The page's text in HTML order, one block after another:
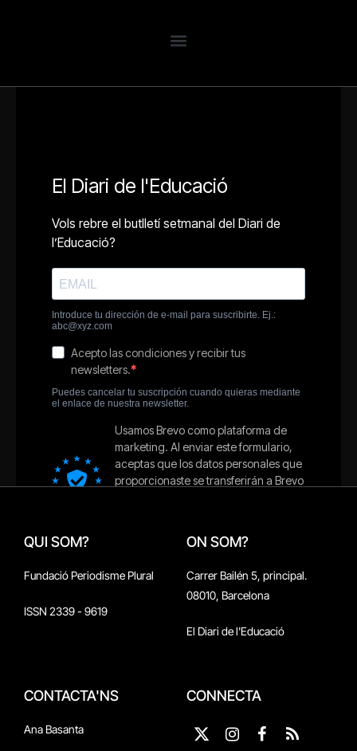
QUI SOM?
Fundació Periodisme Plural
ISSN 2339 - 9619
ON SOM?
Carrer Bailén 5, principal.
08010, Barcelona
El Diari de l'Educació
CONTACTA'NS
Ana Basanta
CONNECTA
X
Instagram
Facebook
RSS